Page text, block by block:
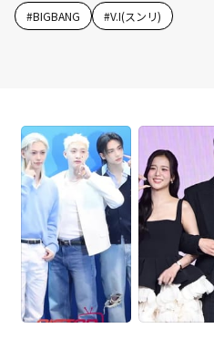
#BIGBANG #V.I(スンリ)